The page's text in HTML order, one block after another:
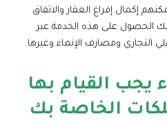
إكمال إفراغ العقار والاتفاق
الحصول على هذه الخدمة عبر
التجاري ومصارف الإنماء وغيرها.
القيام بها
الخاصة بك